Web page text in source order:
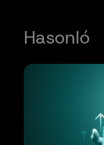
Hasonló